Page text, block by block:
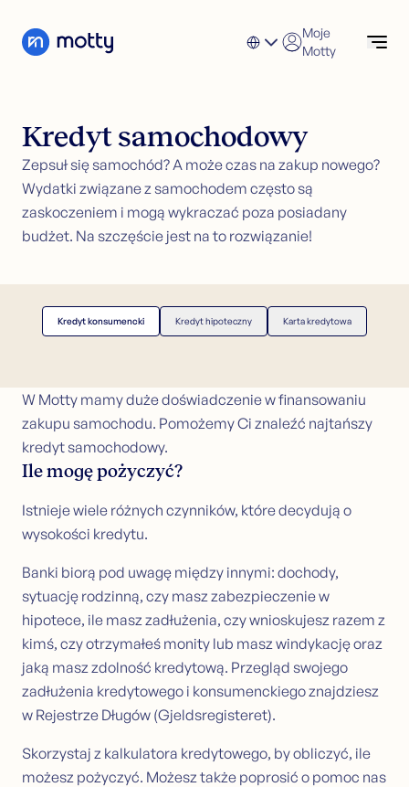
Moje
Motty
Sprawdź oferty
Kredyt konsumencki
Refinansowanie
Karta kredytowa
Kredyt hipoteczny
Złóż wniosek o kredyt konsumencki
Refinansowanie kredytów konsumenckich
Kalkulator kredytowy
Refinansowanie
Złóż wniosek o refinansowanie
Refinansowanie z zabezpieczeniem w
nieruchomości
Pomoc finansowa
Złóż wniosek o kartę kredytową
Kalkulator kart kredytowych
Kredyt hipoteczny
Złóż wniosek o kredyt hipoteczny
Pozbądź się windykacji
Kalkulator kredytu hipotecznego
Obsługa klienta
Skontaktuj się z nami
Przydatne wskazówki (NO)
Artykuły
Słowniczek (NO)
Kredyt samochodowy
Zepsuł się samochód? A może czas na zakup nowego?
Wydatki związane z samochodem często są
zaskoczeniem i mogą wykraczać poza posiadany
budżet. Na szczęście jest na to rozwiązanie!
Kredyt konsumencki Kredyt hipoteczny Karta kredytowa
W Motty mamy duże doświadczenie w finansowaniu
zakupu samochodu. Pomożemy Ci znaleźć najtańszy
kredyt samochodowy.
Ile mogę pożyczyć?
Istnieje wiele różnych czynników, które decydują o
wysokości kredytu.
Banki biorą pod uwagę między innymi: dochody,
sytuację rodzinną, czy masz zabezpieczenie w
hipotece, ile masz zadłużenia, czy wnioskujesz razem z
kimś, czy otrzymałeś monity lub masz windykację oraz
jaką masz zdolność kredytową. Przegląd swojego
zadłużenia kredytowego i konsumenckiego znajdziesz
w Rejestrze Długów (Gjeldsregisteret).
Skorzystaj z kalkulatora kredytowego, by obliczyć, ile
możesz pożyczyć. Możesz także poprosić o pomoc nas